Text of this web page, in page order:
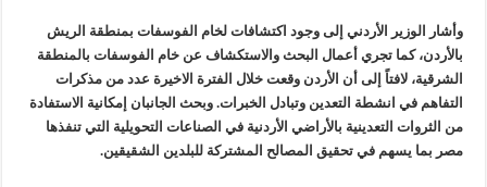
وأشار الوزير الأردني إلى وجود اكتشافات لخام الفوسفات بمنطقة الريش
بالأردن، كما تجري أعمال البحث والاستكشاف عن خام الفوسفات بالمنطقة
الشرقية، لافتاً إلى أن الأردن وقعت خلال الفترة الاخيرة عدد من مذكرات
التفاهم في انشطة التعدين وتبادل الخبرات. وبحث الجانبان إمكانية الاستفادة
من الثروات التعدينية بالأراضي الأردنية في الصناعات التحويلية التي تنفذها
مصر بما يسهم في تحقيق المصالح المشتركة للبلدين الشقيقين.